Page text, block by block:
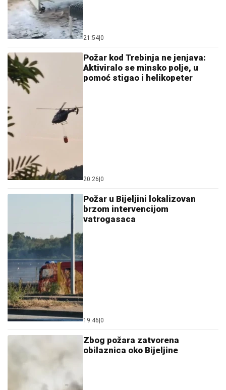
21:54 0
Požar kod Trebinja ne jenjava:
Aktiviralo se minsko polje, u
pomoć stigao i helikopeter
20:26 0
Požar u Bijeljini lokalizovan
brzom intervencijom
vatrogasaca
19:46 0
Zbog požara zatvorena
obilaznica oko Bijeljine